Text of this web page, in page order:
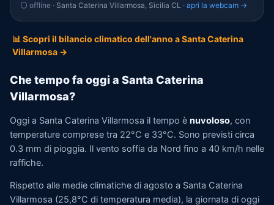
⚪ offline · Santa Caterina Villarmosa, Sicilia CL · apri la webcam →
📊 Scopri il bilancio climatico dell'anno a Santa Caterina
Villarmosa →
Che tempo fa oggi a Santa Caterina
Villarmosa?
Oggi a Santa Caterina Villarmosa il tempo è nuvoloso, con
temperature comprese tra 22°C e 33°C. Sono previsti circa
0.3 mm di pioggia. Il vento soffia da Nord fino a 40 km/h nelle
raffiche.
Rispetto alle medie climatiche di agosto a Santa Caterina
Villarmosa (25,8°C di temperatura media), la giornata di oggi